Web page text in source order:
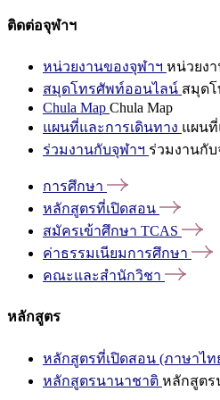
ติดต่อจุฬาฯ
หน่วยงานของจุฬาฯ หน่วยง
สมุดโทรศัพท์ออนไลน์ สมุด
Chula Map Chula Map
แผนที่และการเดินทาง แผนที่
ร่วมงานกับจุฬาฯ ร่วมงานกับ
การศึกษา
หลักสูตรที่เปิดสอน
สมัครเข้าศึกษา TCAS
ค่าธรรมเนียมการศึกษา
คณะและสำนักวิชา
หลักสูตร
หลักสูตรที่เปิดสอน (ภาษาไท
หลักสูตรนานาชาติ หลักสูตร